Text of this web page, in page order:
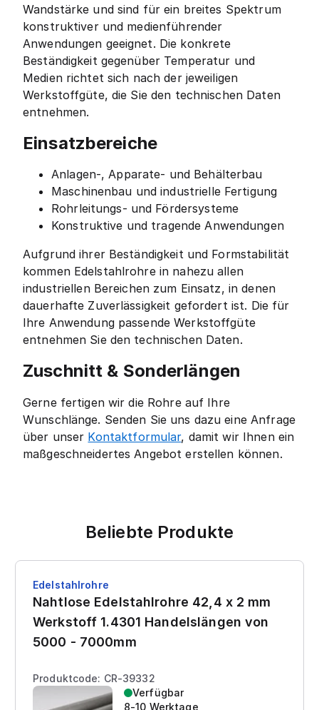
Wandstärke und sind für ein breites Spektrum
konstruktiver und medienführender
Anwendungen geeignet. Die konkrete
Beständigkeit gegenüber Temperatur und
Medien richtet sich nach der jeweiligen
Werkstoffgüte, die Sie den technischen Daten
entnehmen.
Einsatzbereiche
Anlagen-, Apparate- und Behälterbau
Maschinenbau und industrielle Fertigung
Rohrleitungs- und Fördersysteme
Konstruktive und tragende Anwendungen
Aufgrund ihrer Beständigkeit und Formstabilität
kommen Edelstahlrohre in nahezu allen
industriellen Bereichen zum Einsatz, in denen
dauerhafte Zuverlässigkeit gefordert ist. Die für
Ihre Anwendung passende Werkstoffgüte
entnehmen Sie den technischen Daten.
Zuschnitt & Sonderlängen
Gerne fertigen wir die Rohre auf Ihre
Wunschlänge. Senden Sie uns dazu eine Anfrage
über unser Kontaktformular, damit wir Ihnen ein
maßgeschneidertes Angebot erstellen können.
Beliebte Produkte
Edelstahlrohre
Nahtlose Edelstahlrohre 42,4 x 2 mm
Werkstoff 1.4301 Handelslängen von
5000 - 7000mm
Produktcode: CR-39332
Verfügbar
8-10 Werktage